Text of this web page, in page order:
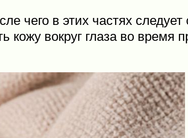
чего в этих частях
вокруг глаза во время